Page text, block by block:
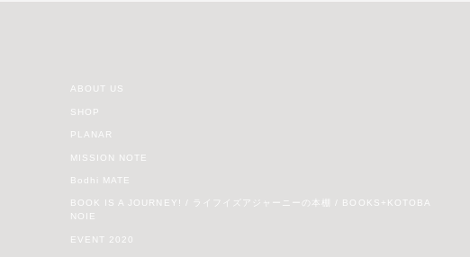
ABOUT US
SHOP
PLANAR
MISSION NOTE
Bodhi MATE
BOOK IS A JOURNEY! / ライフイズアジャーニーの本棚 / BOOKS+KOTOBA
NOIE
EVENT 2020